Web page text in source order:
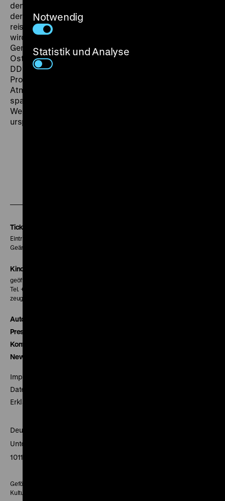
den Zwangsbeitritt zur LPG wehrt, will in den Westteil
der Stadt, wobei eine über die Transitautobahn
reisende Schweizerin seine unfreiwillige Begleiterin
wird. Ein fanatischer junger Funktionär, dem seine
Genossen die Flucht des Bauern anlasten, will nach
Ost-Berlin, um seine Rehabilitierung zu erwirken. Die
DDR wurde wie üblich durch Spruchbänder und andere
Propagandamittel gekennzeichnet, geprägt von einer
Atmosphäre der Einschüchterung und Angst. Tremper
sparte aber auch nicht mit Kritik an satten, ignoranten
West-Berlinern. Ohne sein Wissen wurde daher das
ursprüngliche Filmende entfernt. (gym)
Tickets
Eintritt 5 €
Geänderte Preise sind im Programm vermerkt.
Kinokasse
geöffnet 30 Minuten vor Beginn der ersten Vorstellung
Tel. + 49 30 20304-770
zeughauskino@dhm.de
Autor*innen
Presse
Kontakt
Newsletter
Impressum
Datenschutz
Erklärung digitale Barrierefreiheit
Deutsches Historisches Museum
Unter den Linden 2
10117 Berlin
Gefördert mit Mitteln des Beauftragten der Bundesregierung für
Kultur und Medien
Notwendig
Statistik und Analyse